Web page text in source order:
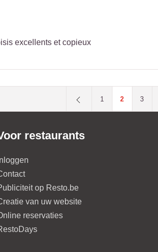
excellents et copieux
1 2 3
restaurants
Inloggen
op Resto.be
van uw website
reservaties